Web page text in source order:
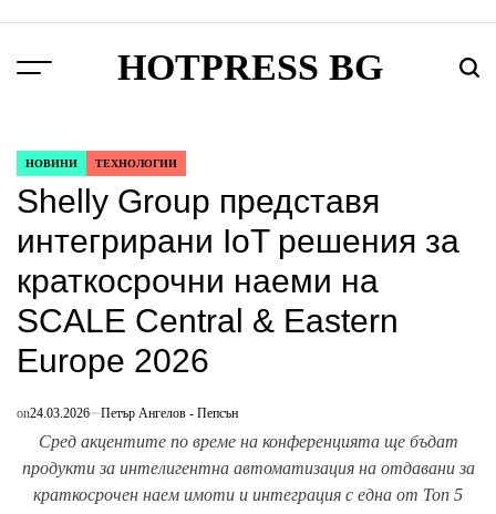
content
Menu HOTPRESS BG
POSTED
IN
НОВИНИ ТЕХНОЛОГИИ
Shelly Group представя
интегрирани IoT решения за
краткосрочни наеми на
SCALE Central & Eastern
Europe 2026
on24.03.2026 Петър Ангелов - Пепсън
Сред акцентите по време на конференцията ще бъдат
продукти за интелигентна автоматизация на отдавани за
краткосрочен наем имоти и интеграция с една от Топ 5